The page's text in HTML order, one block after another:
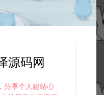
源码网
分享个人建站心